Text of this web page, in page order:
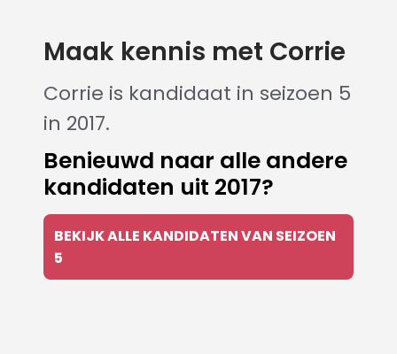
Maak kennis met Corrie
Corrie is kandidaat in seizoen 5
in 2017.
Benieuwd naar alle andere
kandidaten uit 2017?
BEKIJK ALLE KANDIDATEN VAN SEIZOEN
5